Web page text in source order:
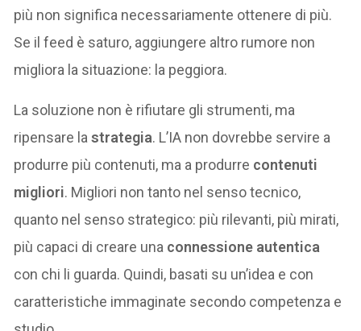
più non significa necessariamente ottenere di più.
Se il feed è saturo, aggiungere altro rumore non
migliora la situazione: la peggiora.
La soluzione non è rifiutare gli strumenti, ma
ripensare lastrategia. L’IA non dovrebbe servire a
produrre più contenuti, ma a produrre contenuti
migliori. Migliori non tanto nel senso tecnico,
quanto nel senso strategico: più rilevanti, più mirati,
più capaci di creare una connessione autentica
con chi li guarda. Quindi, basati su un’idea e con
caratteristiche immaginate secondo competenza e